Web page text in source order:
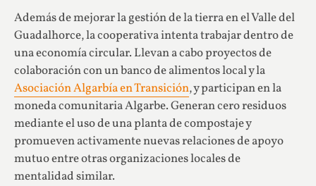
Además de mejorar la gestión de la tierra en el Valle del
Guadalhorce, la cooperativa intenta trabajar dentro de
una economía circular. Llevan a cabo proyectos de
colaboración con un banco de alimentos local y la
Asociación Algarbía en Transición, y participan en la
moneda comunitaria Algarbe. Generan cero residuos
mediante el uso de una planta de compostaje y
promueven activamente nuevas relaciones de apoyo
mutuo entre otras organizaciones locales de
mentalidad similar.